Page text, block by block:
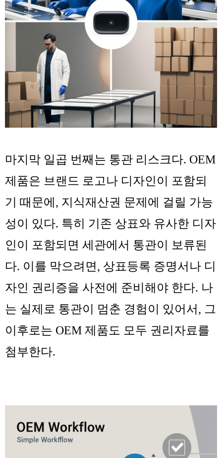
마지막 일곱 번째는 통관 리스크다. OEM
제품은 브랜드 로고나 디자인이 포함되
기 때문에, 지식재산권 문제에 걸릴 가능
성이 있다. 특히 기존 상표와 유사한 디자
인이 포함되면 세관에서 통관이 보류된
다. 이를 막으려면, 상표등록 증명서나 디
자인 권리증을 사전에 준비해야 한다. 나
는 실제로 통관이 멈춘 경험이 있어서, 그
이후로는 OEM 제품도 모두 권리자료를
첨부한다.